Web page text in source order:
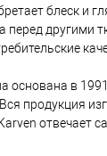
блеск и
другими
в
продукция